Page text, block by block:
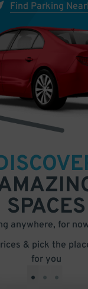
Find Parking
SPACES
anywhere, for
& pick the
for you
• • •